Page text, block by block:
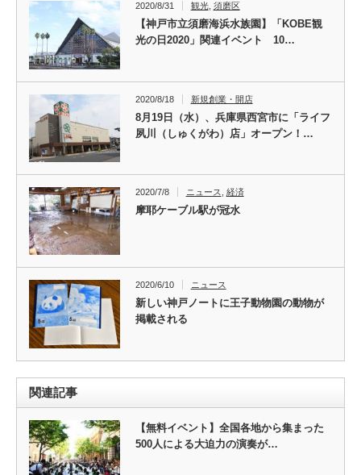
2020/8/31 観光, 須磨区
【神戸市立須磨海浜水族園】「KOBE観
光の日2020」関連イベント 10…
2020/8/18 新規創業・開店
8月19日（水）、兵庫県西宮市に「ライフ
夙川（しゅくがわ）店」オープン！…
2020/7/8 ニュース 経済
摩耶ケーブル駅が冠水
2020/6/10 ニュース
新しい神戸ノートに王子動物園の動物が
掲載される
関連記事
【無料イベント】全国各地から集まった
500人による大迫力の演奏が…